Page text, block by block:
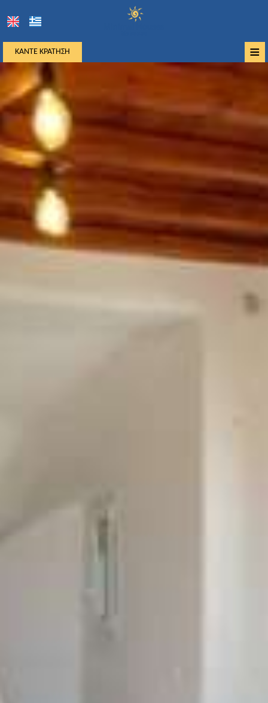
≡
ΚΆΝΤΕ ΚΡΆΤΗΣΗ
Διαμονή
Παροχές
Φωτογραφίες
Μύκονος
Ζήτηση
Επικοινωνία